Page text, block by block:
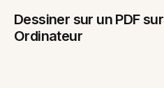
Dessiner sur un PDF sur
Ordinateur